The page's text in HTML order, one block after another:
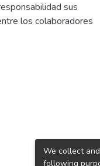
sus
los colaboradores
We collect
following